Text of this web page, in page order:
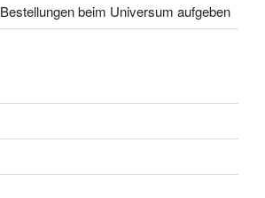
Bestellungen beim Universum aufgeben